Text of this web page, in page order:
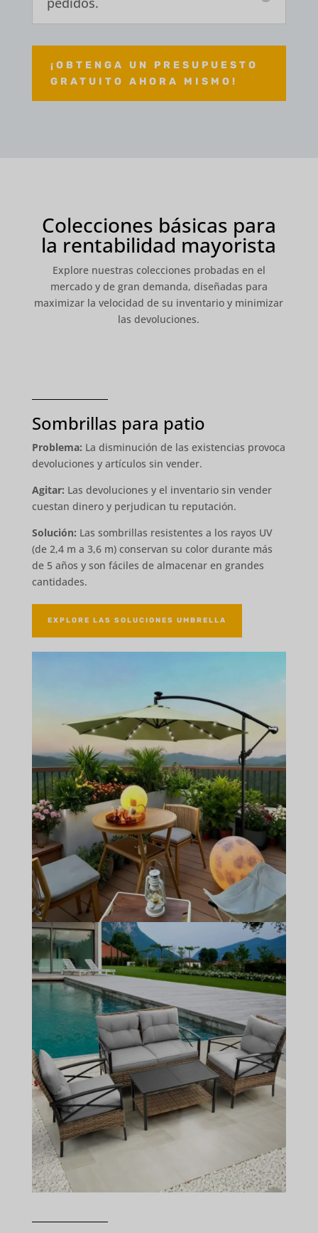
¡OBTENGA UN PRESUPUESTO
GRATUITO AHORA MISMO!
Colecciones básicas para
la rentabilidad mayorista
Explore nuestras colecciones probadas en el
mercado y de gran demanda, diseñadas para
maximizar la velocidad de su inventario y minimizar
las devoluciones.
Sombrillas para patio
Problema: La disminución de las existencias provoca
devoluciones y artículos sin vender.
Agitar: Las devoluciones y el inventario sin vender
cuestan dinero y perjudican tu reputación.
Solución: Las sombrillas resistentes a los rayos UV
(de 2,4 m a 3,6 m) conservan su color durante más
de 5 años y son fáciles de almacenar en grandes
cantidades.
EXPLORE LAS SOLUCIONES UMBRELLA